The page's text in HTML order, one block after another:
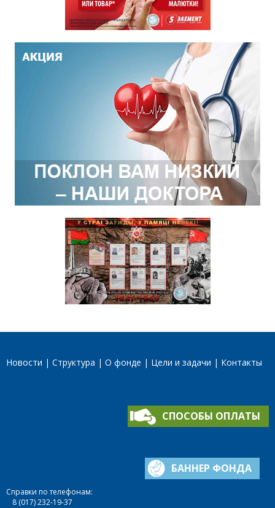
Новости Структура О фонде Цели и задачи Контакты
СПОСОБЫ ОПЛАТЫ
БАННЕР ФОНДА
Справки по телефонам:
8 (017) 232-19-37